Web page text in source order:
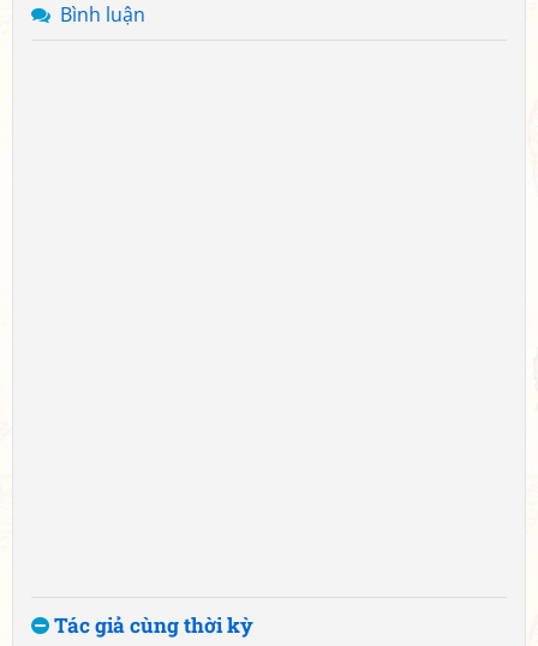
Bình luận
Tác giả cùng thời kỳ